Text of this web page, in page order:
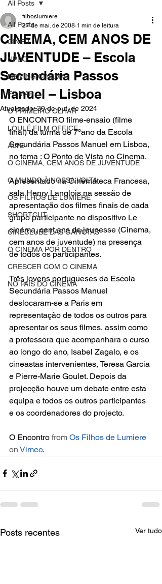
All Posts
CINED
NPDC
MOVING CINEMA
FILMAR
O PRIMEIRO OLHAR
LOULÉ FILM OFFICE
ALTE
O CINEMA, CEM ANOS DE JUVENTUDE
O MUNDO À NOSSA VOLTA
OS FILHOS DE LUMIÈRE
SHORTCUT
CINECLUBE DAS GAIVOTAS
O CINEMA POR DENTRO
CRESCER COM O CINEMA
NO PAÍS DO CINEMA
All Posts
CINEMA, CEM ANOS DE
JUVENTUDE – Escola
Secundária Passos
Manuel – Lisboa
filhoslumiere
27 de mai. de 2008 1 min de leitura
Atualizado:30 de out. de 2024
O ENCONTRO filme-ensaio (filme
final) da turma de 7ºano da Escola
Secundária Passos Manuel em Lisboa,
no tema : O Ponto de Vista no Cinema.
Apresentado na Cinemateca Francesa,
sala Henry Langlois na sessão de
apresentação dos filmes finais de cada
grupo participante no dispositivo Le
cinéma, cent ans de jeunesse (Cinema,
cem anos de juventude) na presença
de todos os participantes.
Três jovens portugueses da Escola
Secundária Passos Manuel
deslocaram-se a Paris em
representação de todos os outros para
apresentar os seus filmes, assim como
a professora que acompanhara o curso
ao longo do ano, Isabel Zagalo, e os
cineastas intervenientes, Teresa Garcia
e Pierre-Marie Goulet. Depois da
projecção houve um debate entre esta
equipa e todos os outros participantes
e os coordenadores do projecto.
O Encontro from Os Filhos de Lumiere
on Vimeo.
Posts recentes Ver tudo